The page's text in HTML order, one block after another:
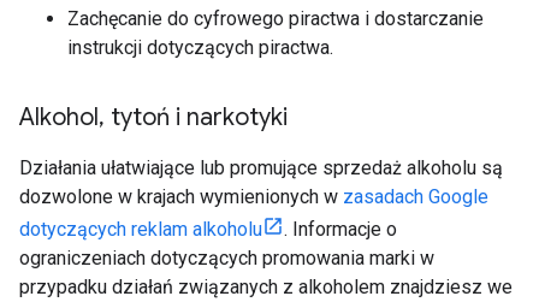
Zachęcanie do cyfrowego piractwa i dostarczanie
instrukcji dotyczących piractwa.
Alkohol, tytoń i narkotyki
Działania ułatwiające lub promujące sprzedaż alkoholu są
dozwolone w krajach wymienionych w zasadach Google
dotyczących reklam alkoholu
. Informacje o
ograniczeniach dotyczących promowania marki w
przypadku działań związanych z alkoholem znajdziesz we